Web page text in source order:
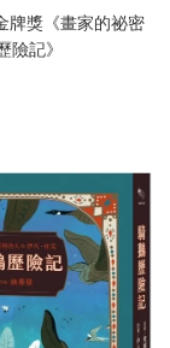
牌獎《畫家的祕密
險記》